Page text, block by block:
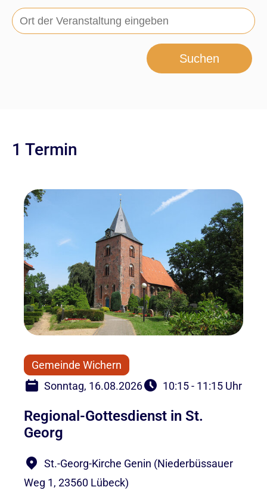
Suchen
1 Termin
Gemeinde Wichern
Sonntag, 16.08.2026
10:15 - 11:15 Uhr
Regional-Gottesdienst in St.
Georg
St.-Georg-Kirche Genin (Niederbüssauer
Weg 1, 23560 Lübeck)